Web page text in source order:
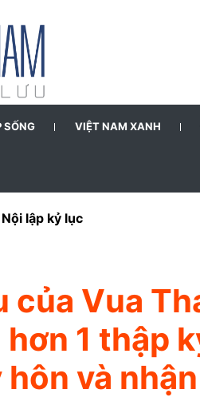
SỐNG VIỆT NAM XANH
lập kỷ lục
của Vua
1 thập
và